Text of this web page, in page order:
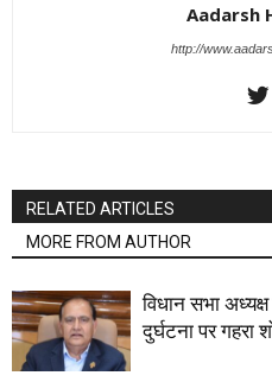
Aadarsh
http://
RELATED ARTICLES
MORE FROM AUTHOR
विधान सभा
दुर्घटना पर गहरा